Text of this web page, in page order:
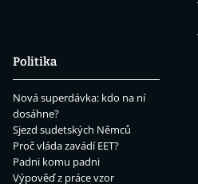
Politika
Nová superdávka: kdo na ní
dosáhne?
Sjezd sudetských Němců
Proč vláda zavádí EET?
Padni komu padni
Výpověď z práce vzor